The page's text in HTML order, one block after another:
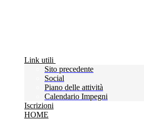
Link utili
Sito precedente
Social
Piano delle attività
Calendario Impegni
Iscrizioni
HOME